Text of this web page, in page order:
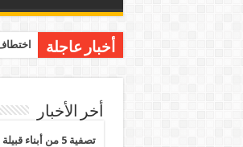
أخبار عاجلة
أخر الأخبار
تصفية 5 من